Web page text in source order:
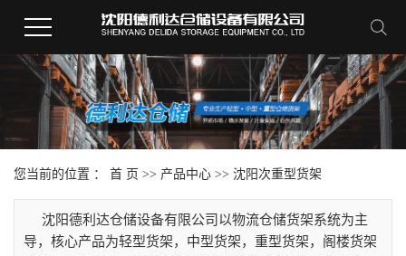
您当前的位置 ： 首 页 >> 产品中心 >> 沈阳次重型货架
沈阳德利达仓储设备有限公司以物流仓储货架系统为主
导，核心产品为轻型货架，中型货架，重型货架，阁楼货架